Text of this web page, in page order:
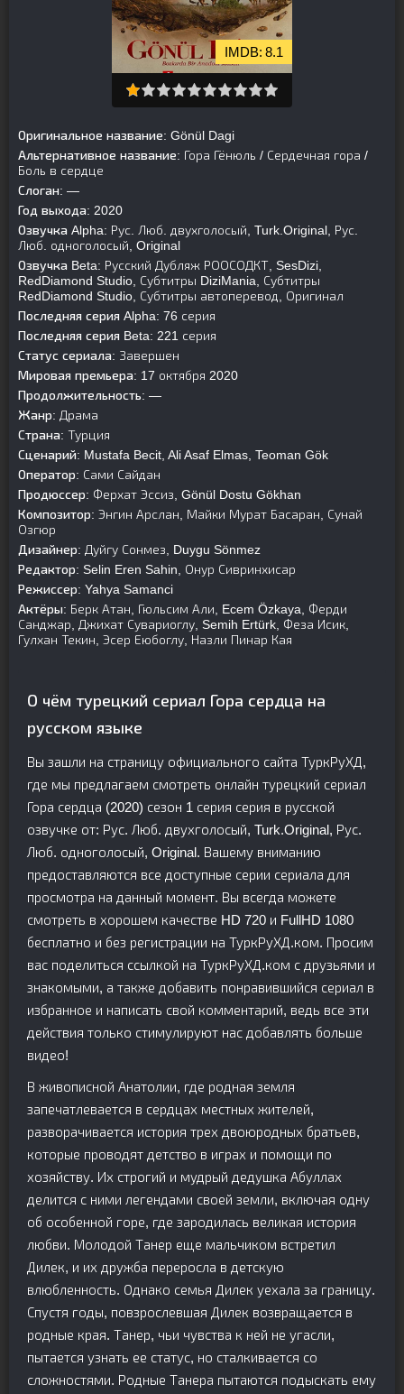
8.1
Оригинальное название: Gönül Dagi
Альтернативное название: Гора Гёнюль / Сердечная гора /
Боль в сердце
Слоган: —
Год выхода: 2020
Озвучка Alpha: Рус. Люб. двухголосый, Turk.Original, Рус.
Люб. одноголосый, Original
Озвучка Beta: Русский Дубляж РООСОДКТ, SesDizi,
RedDiamond Studio, Субтитры DiziMania, Субтитры
RedDiamond Studio, Субтитры автоперевод, Оригинал
Последняя серия Alpha: 76 серия
Последняя серия Beta: 221 серия
Статус сериала: Завершен
Мировая премьера: 17 октября 2020
Продолжительность: —
Жанр: Драма
Страна: Турция
Сценарий: Mustafa Becit, Ali Asaf Elmas, Teoman Gök
Оператор: Сами Сайдан
Продюссер: Ферхат Эссиз, Gönül Dostu Gökhan
Композитор: Энгин Арслан, Майки Мурат Басаран, Сунай
Озгюр
Дизайнер: Дуйгу Сонмез, Duygu Sönmez
Редактор: Selin Eren Sahin, Онур Сивринхисар
Режиссер: Yahya Samanci
Актёры: Берк Атан, Гюльсим Али, Ecem Özkaya, Ферди
Санджар, Джихат Сувариоглу, Semih Ertürk, Феза Исик,
Гулхан Текин, Эсер Еюбоглу, Назли Пинар Кая
О чём турецкий сериал Гора сердца на
русском языке
Вы зашли на страницу официального сайта ТуркРуХД,
где мы предлагаем смотреть онлайн турецкий сериал
Гора сердца (2020) сезон 1 серия серия в русской
озвучке от: Рус. Люб. двухголосый, Turk.Original, Рус.
Люб. одноголосый, Original. Вашему вниманию
предоставляются все доступные серии сериала для
просмотра на данный момент. Вы всегда можете
смотреть в хорошем качестве HD 720 и FullHD 1080
бесплатно и без регистрации на ТуркРуХД.ком. Просим
вас поделиться ссылкой на ТуркРуХД.ком с друзьями и
знакомыми, а также добавить понравившийся сериал в
избранное и написать свой комментарий, ведь все эти
действия только стимулируют нас добавлять больше
видео!
В живописной Анатолии, где родная земля
запечатлевается в сердцах местных жителей,
разворачивается история трех двоюродных братьев,
которые проводят детство в играх и помощи по
хозяйству. Их строгий и мудрый дедушка Абуллах
делится с ними легендами своей земли, включая одну
об особенной горе, где зародилась великая история
любви. Молодой Танер еще мальчиком встретил
Дилек, и их дружба переросла в детскую
влюбленность. Однако семья Дилек уехала за границу.
Спустя годы, повзрослевшая Дилек возвращается в
родные края. Танер, чьи чувства к ней не угасли,
пытается узнать ее статус, но сталкивается со
сложностями. Родные Танера пытаются подыскать ему